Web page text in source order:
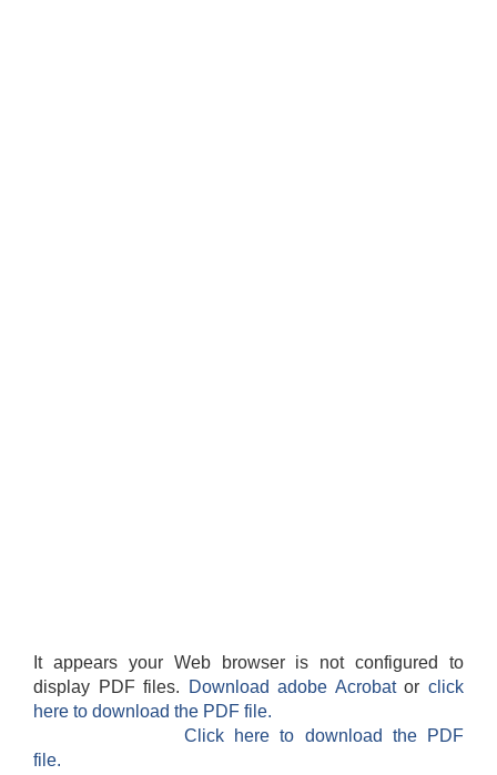
It appears your Web browser is not configured to
display PDF files.
Download adobe Acrobatorclick
here to download the PDF file.
Click here to download the PDF
file.